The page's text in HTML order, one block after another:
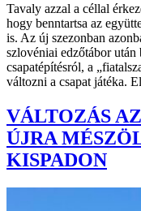
Tavaly azzal a céllal
hogy benntartsa az
is. Az új szezonban
szlovéniai edzőtábor után
csapatépítésról, a
változni a csapat játéka.
VÁLTOZÁS
ÚJRA
KISPADON